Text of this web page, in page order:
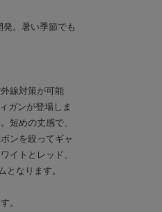
。暑い季節でも
線対策が可能
ガンが登場しま
短めの丈感で、
ンを絞ってギャ
イトとレッド、
なります。
。